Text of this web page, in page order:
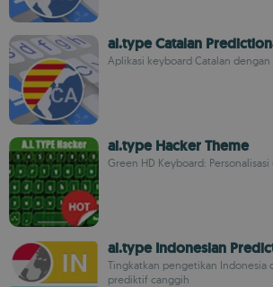
ai.type Catalan
Aplikasi keyboard Catalan
ai.type Hacker Theme
Green HD Keyboard:
ai.type Indonesian
Tingkatkan pengetikan Indonesia
prediktif canggih